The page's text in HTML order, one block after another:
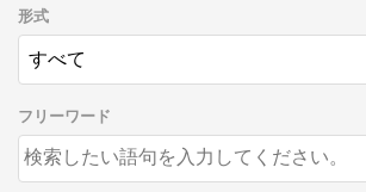
形式
フリーワード